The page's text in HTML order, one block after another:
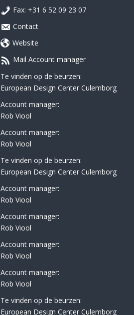
Fax: +31 6 52 09 23 07
Contact
Website
Mail Account manager
Te vinden op de beurzen:
European Design Center Culemborg
Account manager:
Rob Viool
Account manager:
Rob Viool
Te vinden op de beurzen:
European Design Center Culemborg
Account manager:
Rob Viool
Account manager:
Rob Viool
Account manager:
Rob Viool
Account manager:
Rob Viool
Te vinden op de beurzen:
European Design Center Culemborg